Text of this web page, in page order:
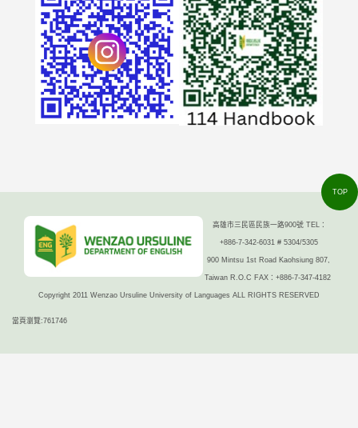
高雄市三民區民族一路900號 TEL：
+886-7-342-6031 # 5304/5305
900 Mintsu 1st Road Kaohsiung 807,
Taiwan R.O.C FAX：+886-7-347-4182
Copyright 2011 Wenzao Ursuline University of Languages ALL RIGHTS RESERVED
當頁瀏覽:761746
TOP